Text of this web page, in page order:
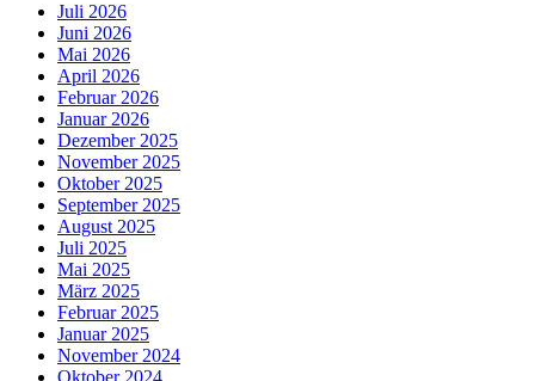
Juli 2026
Juni 2026
Mai 2026
April 2026
Februar 2026
Januar 2026
Dezember 2025
November 2025
Oktober 2025
September 2025
August 2025
Juli 2025
Mai 2025
März 2025
Februar 2025
Januar 2025
November 2024